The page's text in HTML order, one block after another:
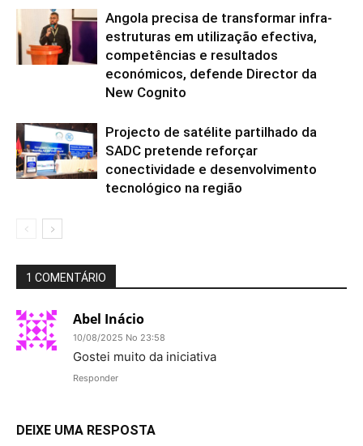
Angola precisa de transformar infra-
estruturas em utilização efectiva,
competências e resultados
económicos, defende Director da
New Cognito
Projecto de satélite partilhado da
SADC pretende reforçar
conectividade e desenvolvimento
tecnológico na região
1 COMENTÁRIO
Abel Inácio
10/08/2025 No 23:58
Gostei muito da iniciativa
Responder
DEIXE UMA RESPOSTA